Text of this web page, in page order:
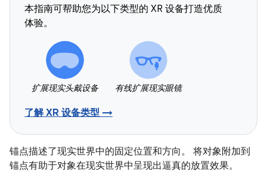
本指南可帮助您为以下类型的 XR 设备打造优质
体验。
扩展现实头戴设备 有线扩展现实眼镜
了解 XR 设备类型 →
锚点描述了现实世界中的固定位置和方向。 将对象附加到
锚点有助于对象在现实世界中呈现出逼真的放置效果。